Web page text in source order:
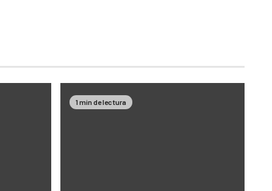
1 min de lectura